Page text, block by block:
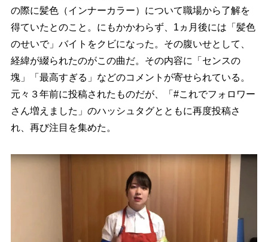
の際に髪色（インナーカラー）について職場から了解を
得ていたとのこと。にもかかわらず、1ヵ月後には「髪色
のせいで」バイトをクビになった。その腹いせとして、
経緯が綴られたのがこの曲だ。その内容に「センスの
塊」「最高すぎる」などのコメントが寄せられている。
元々３年前に投稿されたものだが、「#これでフォロワー
さん増えました」のハッシュタグとともに再度投稿さ
れ、再び注目を集めた。